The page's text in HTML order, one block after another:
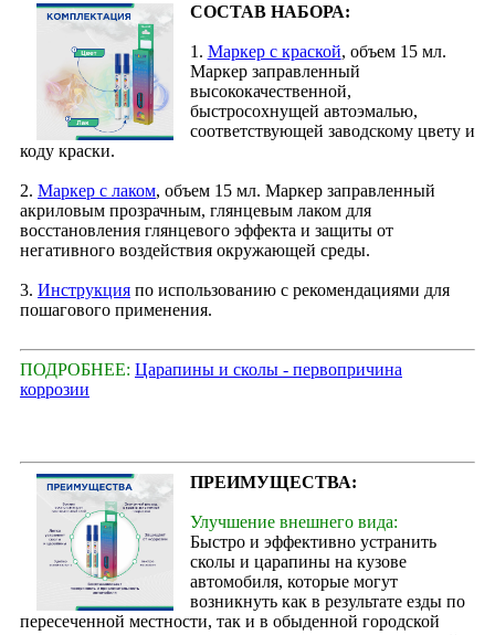
СОСТАВ НАБОРА:
1. Маркер с краской, объем 15 мл.
Маркер заправленный
высококачественной,
быстросохнущей автоэмалью,
соответствующей заводскому цвету и
коду краски.
2. Маркер с лаком, объем 15 мл. Маркер заправленный
акриловым прозрачным, глянцевым лаком для
восстановления глянцевого эффекта и защиты от
негативного воздействия окружающей среды.
3. Инструкция по использованию с рекомендациями для
пошагового применения.
ПОДРОБНЕЕ: Царапины и сколы - первопричина
коррозии
ПРЕИМУЩЕСТВА:
Улучшение внешнего вида:
Быстро и эффективно устранить
сколы и царапины на кузове
автомобиля, которые могут
возникнуть как в результате езды по
пересеченной местности, так и в обыденной городской